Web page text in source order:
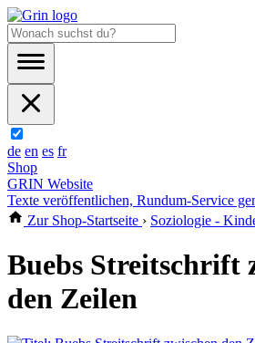
de en es fr
Shop
GRIN Website
Texte veröffentlichen, Rundum-Service
Zur Shop-Startseite › Soziologie -
Buebs Streitschrift
den Zeilen